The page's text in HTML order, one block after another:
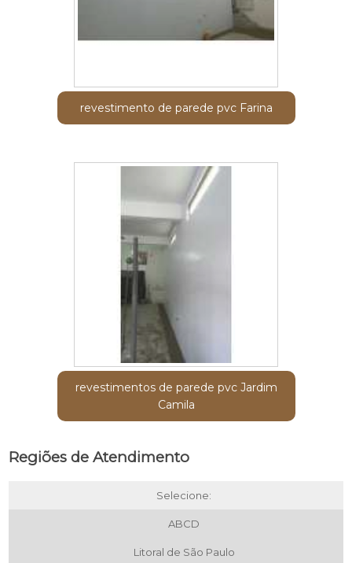
revestimento de parede pvc Farina
revestimentos de parede pvc Jardim
Camila
Regiões de Atendimento
Selecione:
ABCD
Litoral de São Paulo